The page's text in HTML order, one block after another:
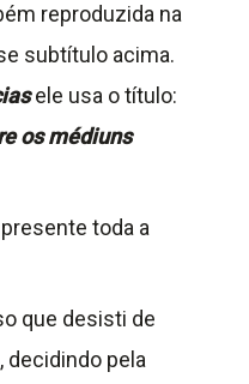
reproduzida na
subtítulo acima.
ele usa o título:
os médiuns
toda a
que desisti de
decidindo pela